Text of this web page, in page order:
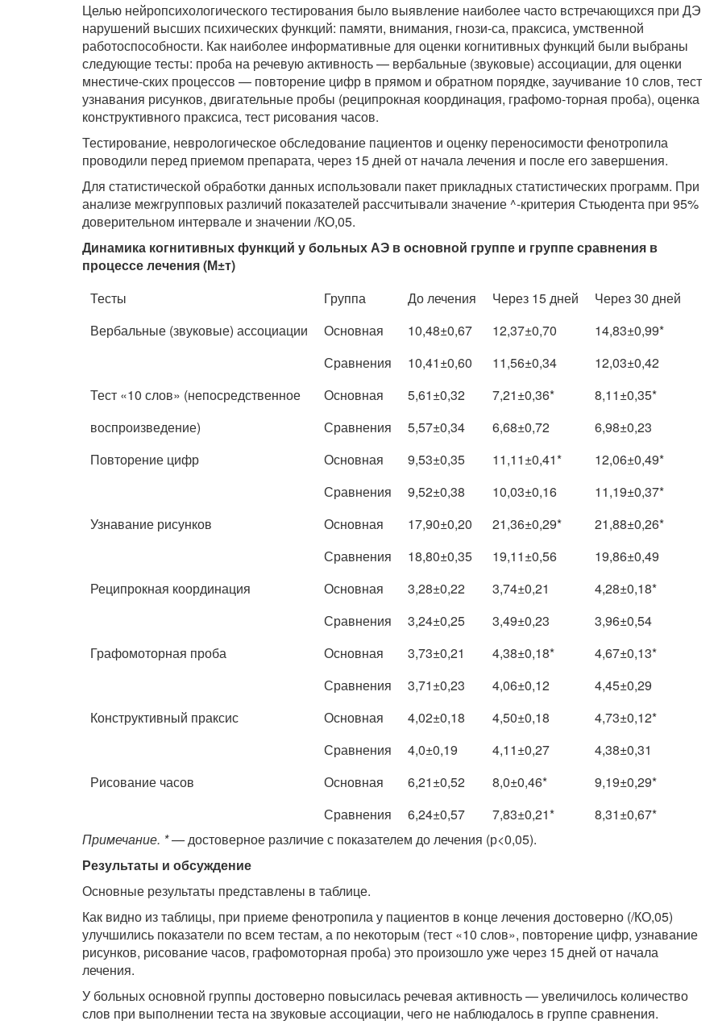
Целью нейропсихологического тестирования было вы­явление наиболее часто встречающихся при ДЭ
нарушений высших психических функций: памяти, внимания, гнози-са, праксиса, умственной
работоспособности. Как наибо­лее информативные для оценки когнитивных функций были выбраны
следующие тесты: проба на речевую активность — вербальные (звуковые) ассоциации, для оценки
мнестиче-ских процессов — повторение цифр в прямом и обратном порядке, заучивание 10 слов, тест
узнавания рисунков, двигательные пробы (реципрокная координация, графомо-торная проба), оценка
конструктивного праксиса, тест ри­сования часов.
Тестирование, неврологическое обследование пациен­тов и оценку переносимости фенотропила
проводили перед приемом препарата, через 15 дней от начала лечения и по­сле его завершения.
Для статистической обработки данных использовали пакет прикладных статистических программ. При
анализе межгрупповых различий показателей рассчитывали значе­ние ^-критерия Стьюдента при 95%
доверительном интер­вале и значении /КО,05.
Динамика когнитивных функций у больных АЭ в основной группе и группе сравнения в
процессе лечения (М±т)
Тесты
Группа До лечения Через 15 дней
Через 30 дней
Вербальные (звуковые) ассоциации
Основная 10,48±0,67 12,37±0,70
14,83±0,99*
Сравнения
10,41±0,60 11,56±0,34
12,03±0,42
Тест «10 слов» (непосредственное
Основная 5,61±0,32 7,21±0,36*
8,11±0,35*
воспроизведение)
Сравнения 5,57±0,34 6,68±0,72
6,98±0,23
Повторение цифр
Основная 9,53±0,35 11,11±0,41*
12,06±0,49*
Сравнения
9,52±0,38 10,03±0,16
11,19±0,37*
Узнавание рисунков
Основная 17,90±0,20 21,36±0,29*
21,88±0,26*
Сравнения
18,80±0,35 19,11±0,56
19,86±0,49
Реципрокная координация
Основная 3,28±0,22 3,74±0,21
4,28±0,18*
Сравнения
3,24±0,25 3,49±0,23
3,96±0,54
Графомоторная проба
Основная 3,73±0,21 4,38±0,18*
4,67±0,13*
Сравнения
3,71±0,23 4,06±0,12
4,45±0,29
Конструктивный праксис
Основная 4,02±0,18 4,50±0,18
4,73±0,12*
Сравнения
4,0±0,19 4,11±0,27
4,38±0,31
Рисование часов
Основная 6,21±0,52 8,0±0,46*
9,19±0,29*
Сравнения
6,24±0,57 7,83±0,21*
8,31±0,67*
Примечание. * —достоверное различие с показателем до лечения (р<0,05).
Результаты и обсуждение
Основные результаты представлены в таблице.
Как видно из таблицы, при приеме фенотропила у па­циентов в конце лечения достоверно (/КО,05)
улучшились показатели по всем тестам, а по некоторым (тест «10 слов», повторение цифр, узнавание
рисунков, рисование часов, графомоторная проба) это произошло уже через 15 дней от начала
лечения.
У больных основной группы достоверно повысилась речевая активность — увеличилось количество
слов при выполнении теста на звуковые ассоциации, чего не наблю­далось в группе сравнения.